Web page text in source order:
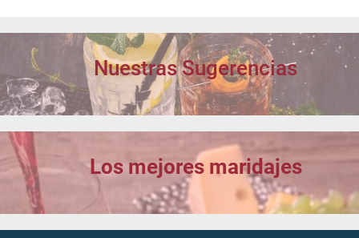
Nuestras Sugerencias
Los mejores maridajes